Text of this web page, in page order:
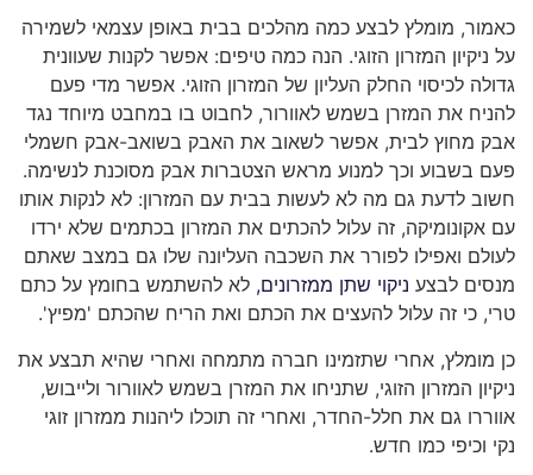
כאמור, מומלץ לבצע כמה מהלכים בבית באופן עצמאי לשמירה
על ניקיון המזרון הזוגי. הנה כמה טיפים: אפשר לקנות שעוונית
גדולה לכיסוי החלק העליון של המזרון הזוגי. אפשר מדי פעם
להניח את המזרן בשמש לאוורור, לחבוט בו במחבט מיוחד נגד
אבק מחוץ לבית, אפשר לשאוב את האבק בשואב-אבק חשמלי
פעם בשבוע וכך למנוע מראש הצטברות אבק מסוכנת לנשימה.
חשוב לדעת גם מה לא לעשות בבית עם המזרון: לא לנקות אותו
עם אקונומיקה, זה עלול להכתים את המזרון בכתמים שלא ירדו
לעולם ואפילו לפורר את השכבה העליונה שלו גם במצב שאתם
מנסים לבצע ניקוי שתן ממזרונים, לא להשתמש בחומץ על כתם
טרי, כי זה עלול להעצים את הכתם ואת הריח שהכתם 'מפיץ'.
כן מומלץ, אחרי שתזמינו חברה מתמחה ואחרי שהיא תבצע את
ניקיון המזרון הזוגי, שתניחו את המזרן בשמש לאוורור ולייבוש,
אווררו גם את חלל-החדר, ואחרי זה תוכלו ליהנות ממזרון זוגי
נקי וכיפי כמו חדש.